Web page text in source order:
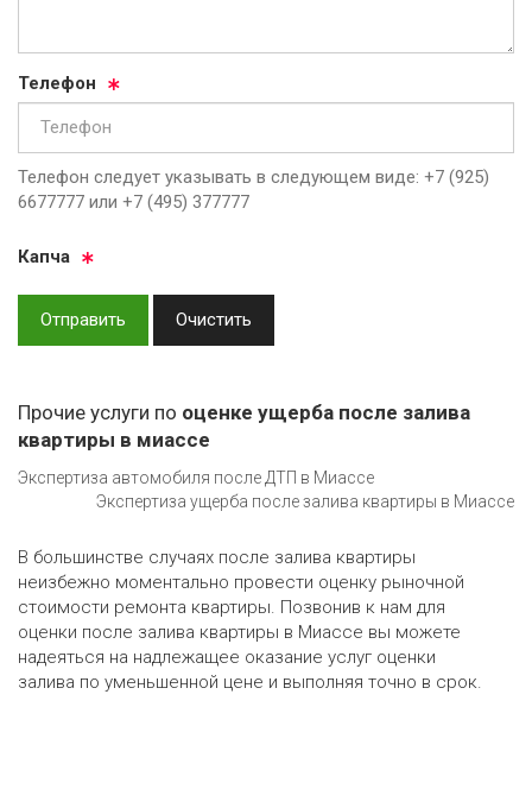
Те­ле­фон
Телефон следует указывать в следующем виде: +7 (925)
6677777 или +7 (495) 377777
Кап­ча
Отправить Очистить
Прочие услуги по оценке ущерба после залива
квартиры в миассе
Экспертиза автомобиля после ДТП в Миассе
Экспертиза ущерба после залива квартиры в Миассе
В большинстве случаях после залива квартиры
неизбежно моментально провести оценку рыночной
стоимости ремонта квартиры. Позвонив к нам для
оценки после залива квартиры в Миассе вы можете
надеяться на надлежащее оказание услуг оценки
залива по уменьшенной цене и выполняя точно в срок.